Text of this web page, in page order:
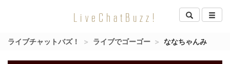
LiveChatBuzz!
ライブチャットバズ！ ライブでゴーゴー ななちゃんみ